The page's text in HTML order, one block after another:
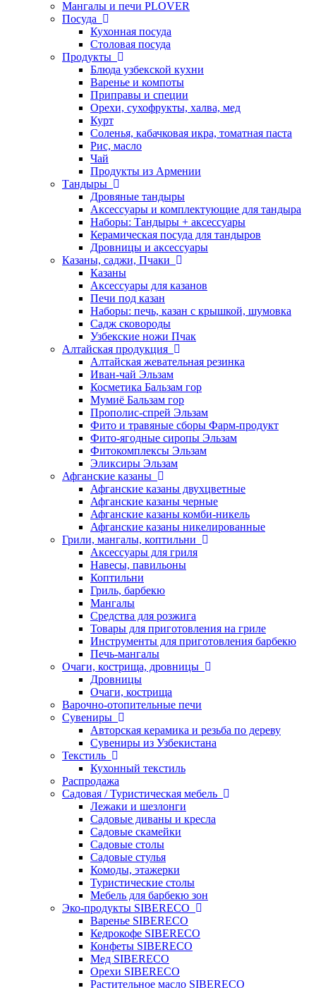
Мангалы и печи PLOVER
Посуда
Кухонная посуда
Столовая посуда
Продукты
Блюда узбекской кухни
Варенье и компоты
Приправы и специи
Орехи, сухофрукты, халва, мед
Курт
Соленья, кабачковая икра, томатная паста
Рис, масло
Чай
Продукты из Армении
Тандыры
Дровяные тандыры
Аксессуары и комплектующие для тандыра
Наборы: Тандыры + аксессуары
Керамическая посуда для тандыров
Дровницы и аксессуары
Казаны, саджи, Пчаки
Казаны
Аксессуары для казанов
Печи под казан
Наборы: печь, казан с крышкой, шумовка
Садж сковороды
Узбекские ножи Пчак
Алтайская продукция
Алтайская жевательная резинка
Иван-чай Эльзам
Косметика Бальзам гор
Мумиё Бальзам гор
Прополис-спрей Эльзам
Фито и травяные сборы Фарм-продукт
Фито-ягодные сиропы Эльзам
Фитокомплексы Эльзам
Эликсиры Эльзам
Афганские казаны
Афганские казаны двухцветные
Афганские казаны черные
Афганские казаны комби-никель
Афганские казаны никелированные
Грили, мангалы, коптильни
Аксессуары для гриля
Навесы, павильоны
Коптильни
Гриль, барбекю
Мангалы
Средства для розжига
Товары для приготовления на гриле
Инструменты для приготовления барбекю
Печь-мангалы
Очаги, кострища, дровницы
Дровницы
Очаги, кострища
Варочно-отопительные печи
Сувениры
Авторская керамика и резьба по дереву
Сувениры из Узбекистана
Текстиль
Кухонный текстиль
Распродажа
Садовая / Туристическая мебель
Лежаки и шезлонги
Садовые диваны и кресла
Садовые скамейки
Садовые столы
Садовые стулья
Комоды, этажерки
Туристические столы
Мебель для барбекю зон
Эко-продукты SIBERECO
Варенье SIBERECO
Кедрокофе SIBERECO
Конфеты SIBERECO
Мед SIBERECO
Орехи SIBERECO
Растительное масло SIBERECO